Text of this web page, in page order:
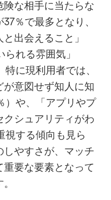
な相手に当たらな
％で最多となり、
出会えること」
られる雰囲気」
特に現利用者では、
が意図せず知人に知
）や、「アプリやプ
クシュアリティがわ
視する傾向も見ら
やすさが、マッチ
要な要素となって